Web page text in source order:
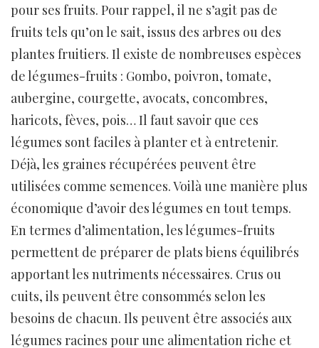
pour ses fruits. Pour rappel, il ne s’agit pas de
fruits tels qu’on le sait, issus des arbres ou des
plantes fruitiers. Il existe de nombreuses espèces
de légumes-fruits : Gombo, poivron, tomate,
aubergine, courgette, avocats, concombres,
haricots, fèves, pois… Il faut savoir que ces
légumes sont faciles à planter et à entretenir.
Déjà, les graines récupérées peuvent être
utilisées comme semences. Voilà une manière plus
économique d’avoir des légumes en tout temps.
En termes d’alimentation, les légumes-fruits
permettent de préparer de plats biens équilibrés
apportant les nutriments nécessaires. Crus ou
cuits, ils peuvent être consommés selon les
besoins de chacun. Ils peuvent être associés aux
légumes racines pour une alimentation riche et